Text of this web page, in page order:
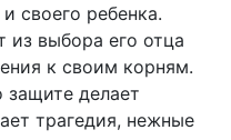
своего ребенка.
из выбора его отца
к своим корням.
защите делает
трагедия, нежные